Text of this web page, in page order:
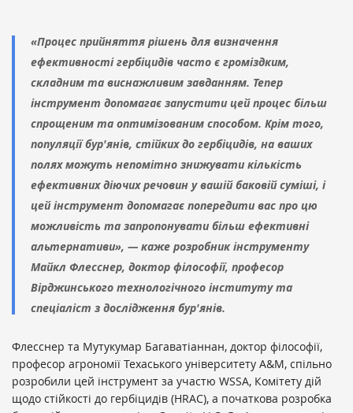
«Процес прийняття рішень для визначення
ефективності гербіцидів часто є громіздким,
складним та виснажливим завданням. Тепер
інструмент допомагає запустити цей процес більш
спрощеним та оптимізованим способом. Крім того,
популяції бур'янів, стійких до гербіцидів, на ваших
полях можуть непомітно знижувати кількість
ефективних діючих речовин у вашій баковій суміші, і
цей інструмент допомагає попередити вас про цю
можливість та запропонувати більш ефективні
альтернативи», — каже розробник інструменту
Майкл Флесснер, доктор філософії, професор
Вірджинського технологічного інституту та
спеціаліст з дослідження бур'янів.
Флесснер та Мутукумар Багаватіаннан, доктор філософії,
професор агрономії Техаського університету A&M, спільно
розробили цей інструмент за участю WSSA, Комітету дій
щодо стійкості до гербіцидів (HRAC), а початкова розробка